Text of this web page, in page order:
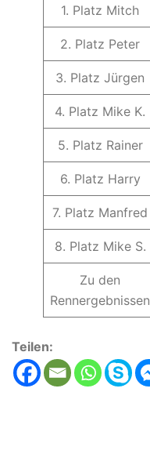
1. Platz Mitch
2. Platz Peter
3. Platz Jürgen
4. Platz Mike K.
5. Platz Rainer
6. Platz Harry
7. Platz Manfred
8. Platz Mike S.
Zu den
Rennergebnissen
Teilen: